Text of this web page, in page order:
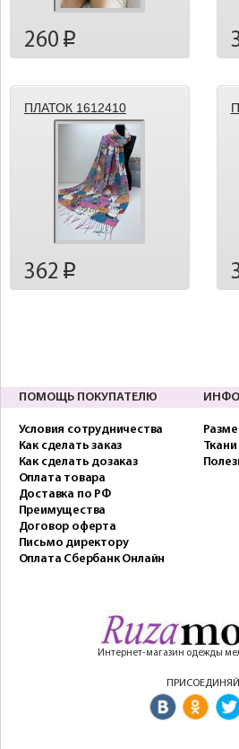
260 p
ПЛАТОК 1612410
362 p
ПОМОЩЬ ПОКУПАТЕЛЮ
Условия сотрудничества
Как сделать заказ
Как сделать дозаказ
Оплата товара
Доставка по РФ
Преимущества
Договор оферта
Письмо директору
Оплата Сбербанк Онлайн
Интернет-магазин одежды